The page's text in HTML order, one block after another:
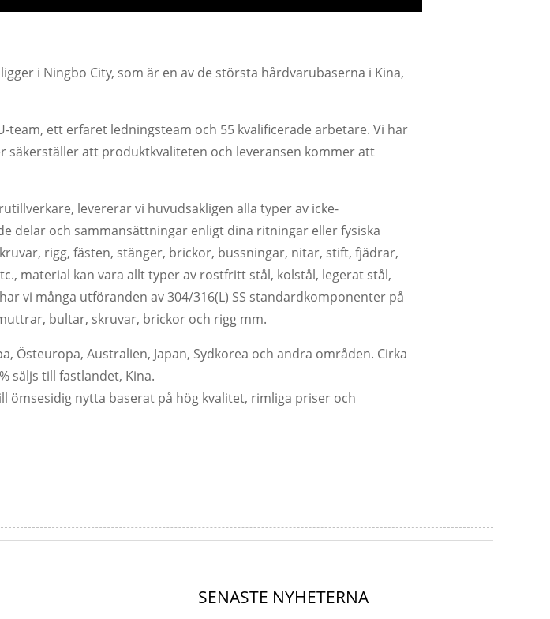
i Ningbo City, som är en av de största hårdvarubaserna i Kina,
team, ett erfaret ledningsteam och 55 kvalificerade arbetare. Vi har
att produktkvaliteten och leveransen kommer att
levererar vi huvudsakligen alla typer av icke-
delar och sammansättningar enligt dina ritningar eller fysiska
rigg, fästen, stänger, brickor, bussningar, nitar, stift, fjädrar,
material kan vara allt typer av rostfritt stål, kolstål, legerat stål,
vi många utföranden av 304/316(L) SS standardkomponenter på
bultar, skruvar, brickor och rigg mm.
Östeuropa, Australien, Japan, Sydkorea och andra områden. Cirka
säljs till fastlandet, Kina.
ömsesidig nytta baserat på hög kvalitet, rimliga priser och
SENASTE NYHETERNA